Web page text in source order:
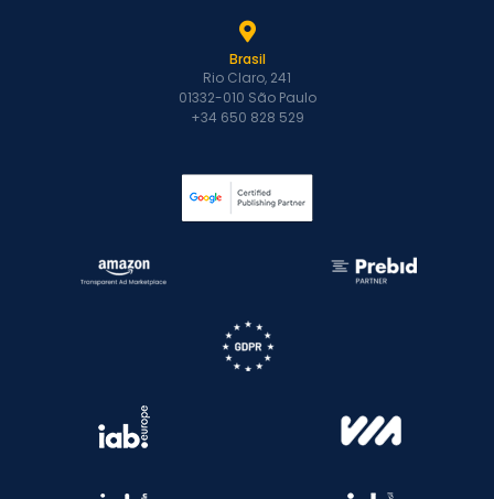
Brasil
Rio Claro, 241
01332-010 São Paulo
+34 650 828 529